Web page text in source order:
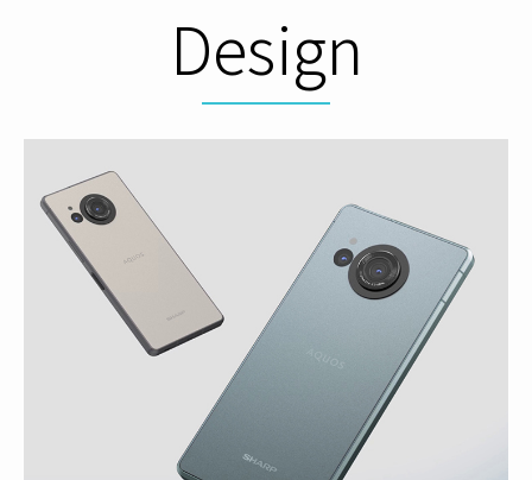
Design